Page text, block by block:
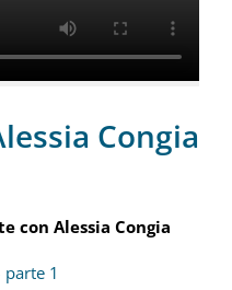
Congia
con Alessia Congia
parte 1